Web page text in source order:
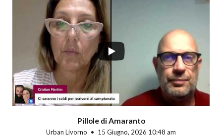
Pillole di Amaranto
Urban Livorno 15 Giugno, 2026 10:48 am